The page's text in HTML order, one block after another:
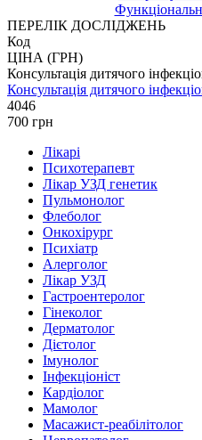
ПЕРЕЛІК ДОСЛІДЖЕНЬ
Код
ЦІНА (ГРН)
Консультація дитячого
Консультація дитячого
4046
700 грн
Лікарі
Психотерапевт
Лікар УЗД генетик
Пульмонолог
Флеболог
Онкохірург
Психіатр
Алерголог
Лікар УЗД
Гастроентеролог
Гінеколог
Дерматолог
Дієтолог
Імунолог
Інфекціоніст
Кардіолог
Мамолог
Масажист-реабілітолог